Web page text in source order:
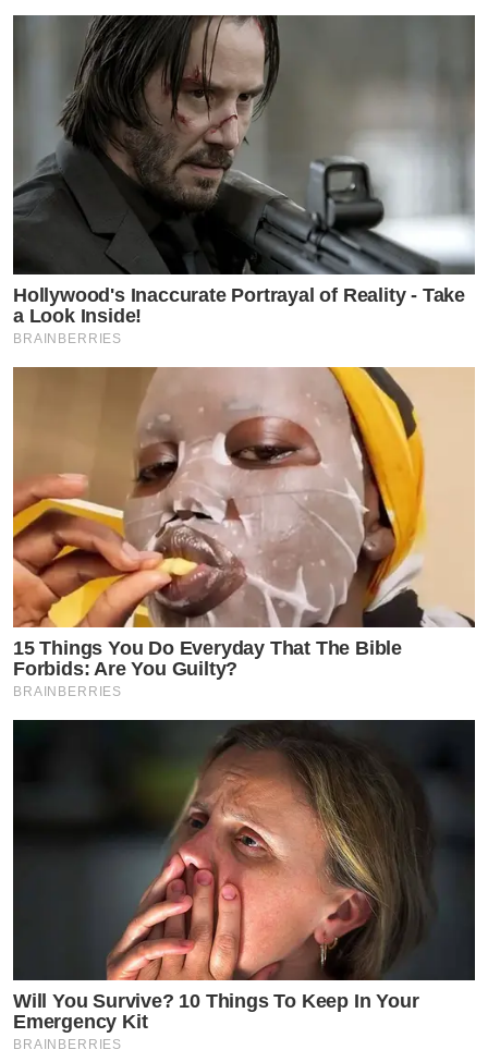
อัจฉริยะ เทคโนโลยี AI ความปลอดภัยไซเบอร์ และระบบ
นิเวศดิจิทัล มาร่วมสนับสนุนการสื่อสารและการสร้างแรง
บันดาลใจอย่างเต็มรูปแบบ เพื่อเชื่อมต่อทุกเรื่องราว ความ
ฝัน และพลังของผู้หญิงไทยสู่ผู้คนทั่วประเทศและเวทีระดับ
โลก ตอกย้ำความเชื่อของ True5G ที่พร้อมส่งต่อพลังของทุก
เสียงและทุกความตั้งใจ สู่อนาคตที่ทรงพลังและยั่งยืน
#MWTBESTwithTRUE5G #TheWORLDisTRUE
#MissWorldThailand2026 #True5G #BESTwithTRUE5G
Hollywood's Inaccurate Portrayal of Reality - Take
a Look Inside!
BRAINBERRIES
15 Things You Do Everyday That The Bible
Forbids: Are You Guilty?
BRAINBERRIES
Will You Survive? 10 Things To Keep In Your
Emergency Kit
BRAINBERRIES